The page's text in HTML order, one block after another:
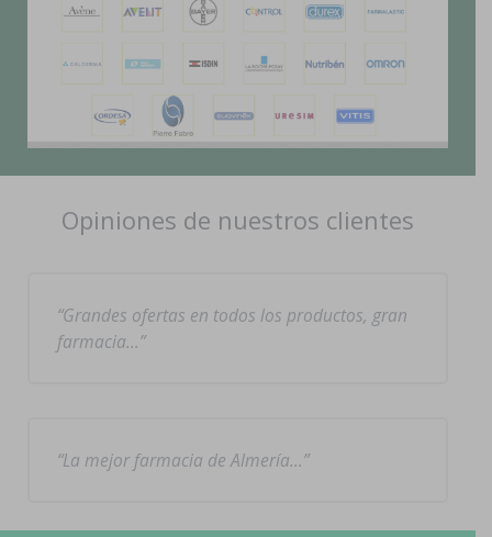
Opiniones de nuestros clientes
Grandes ofertas en todos los productos, gran
farmacia…
La mejor farmacia de Almería…